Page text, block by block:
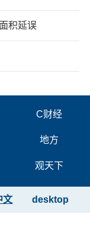
积延误
C财经
地方
观天下
desktop
文